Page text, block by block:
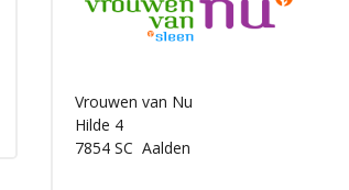
Vrouwen van Nu
Hilde 4
7854 SC Aalden